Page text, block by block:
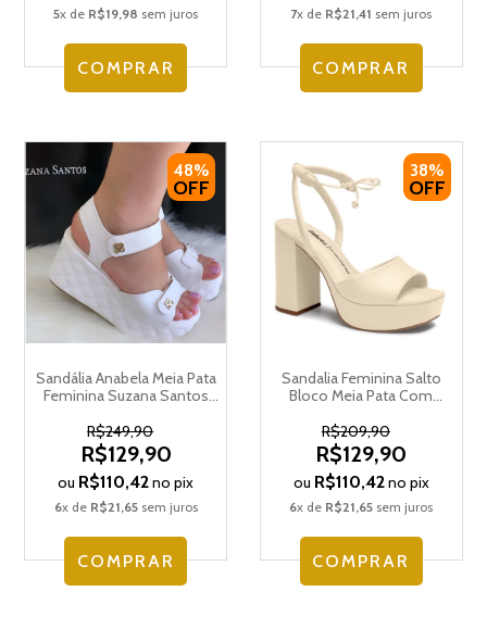
5x de R$19,98 sem juros
COMPRAR
7x de R$21,41 sem juros
COMPRAR
48%
OFF
Sandália Anabela Meia Pata
Feminina Suzana Santos
R$249,90
R$129,90
ou R$110,42no pix
6x de R$21,65sem juros
COMPRAR
38%
OFF
Sandalia Feminina Salto
Bloco Meia Pata Com
R$209,90
R$129,90
ou R$110,42no pix
6x de R$21,65 sem juros
COMPRAR